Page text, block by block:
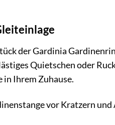
der Gardinia
Quietschen oder
in Ihrem Zuhause.
vor Kratzern